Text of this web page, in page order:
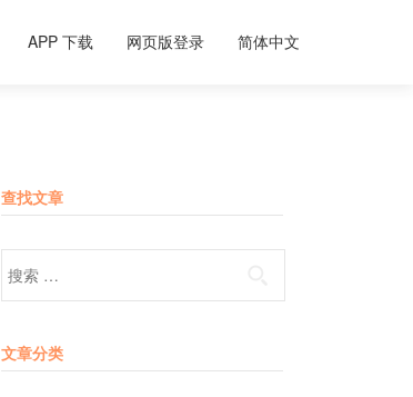
APP 下载 网页版登录 简体中文
查找文章
Search for:
文章分类